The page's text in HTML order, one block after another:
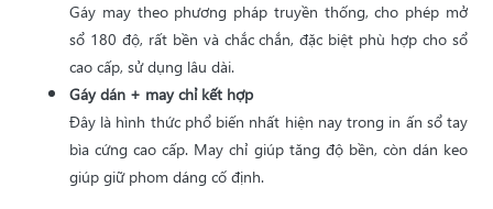
Gáy may theo phương pháp truyền thống, cho phép mở
sổ 180 độ, rất bền và chắc chắn, đặc biệt phù hợp cho sổ
cao cấp, sử dụng lâu dài.
Gáy dán + may chỉ kết hợp
Đây là hình thức phổ biến nhất hiện nay trong in ấn sổ tay
bìa cứng cao cấp. May chỉ giúp tăng độ bền, còn dán keo
giúp giữ phom dáng cố định.